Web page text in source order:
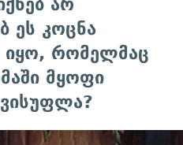
ეს კოცნა
იყო, რომელმაც
მყოფი